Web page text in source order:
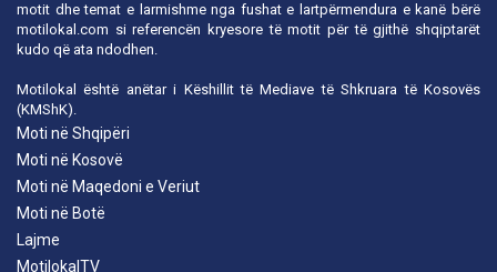
motit dhe temat e larmishme nga fushat e lartpërmendura e kanë bërë
motilokal.com si referencën kryesore të motit për të gjithë shqiptarët
kudo që ata ndodhen.
Motilokal është anëtar i Këshillit të Mediave të Shkruara të Kosovës
(KMShK).
Moti në Shqipëri
Moti në Kosovë
Moti në Maqedoni e Veriut
Moti në Botë
Lajme
MotilokalTV